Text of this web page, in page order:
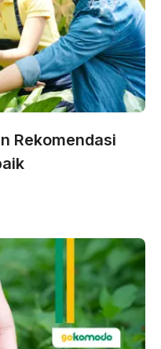
Rekomendasi